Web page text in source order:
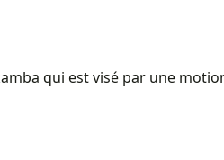
qui est visé par une